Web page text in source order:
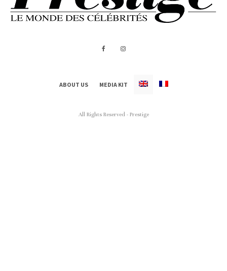
ABOUT US MEDIA KIT
All Rights Reserved - Prestige